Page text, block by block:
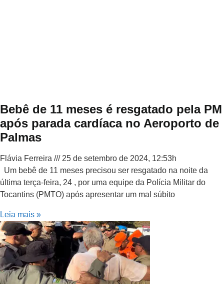
Bebê de 11 meses é resgatado pela PM
após parada cardíaca no Aeroporto de
Palmas
Flávia Ferreira
25 de setembro de 2024, 12:53h
Um bebê de 11 meses precisou ser resgatado na noite da
última terça-feira, 24 , por uma equipe da Polícia Militar do
Tocantins (PMTO) após apresentar um mal súbito
Leia mais »